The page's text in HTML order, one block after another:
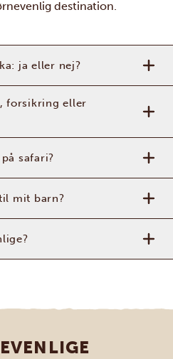
destination.
ja eller nej?
forsikring eller
safari?
mit barn?